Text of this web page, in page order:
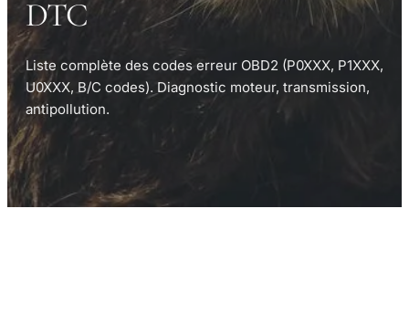
DTC
Liste complète des codes erreur OBD2 (P0XXX, P1XXX,
U0XXX, B/C codes). Diagnostic moteur, transmission,
antipollution.